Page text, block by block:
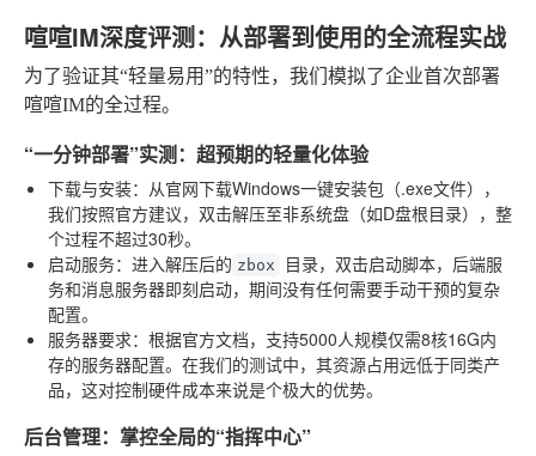
喧喧IM深度评测：从部署到使用的全流程实战
为了验证其“轻量易用”的特性，我们模拟了企业首次部署
喧喧IM的全过程。
“一分钟部署”实测：超预期的轻量化体验
下载与安装：从官网下载Windows一键安装包（.exe文件），
我们按照官方建议，双击解压至非系统盘（如D盘根目录），整
个过程不超过30秒。
启动服务：进入解压后的 zbox
目录，双击启动脚本，后端服
务和消息服务器即刻启动，期间没有任何需要手动干预的复杂
配置。
服务器要求：根据官方文档，支持5000人规模仅需8核16G内
存的服务器配置。在我们的测试中，其资源占用远低于同类产
品，这对控制硬件成本来说是个极大的优势。
后台管理：掌控全局的“指挥中心”